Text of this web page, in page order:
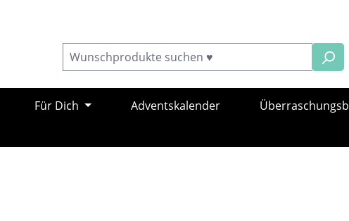
Für Dich Adventskalender